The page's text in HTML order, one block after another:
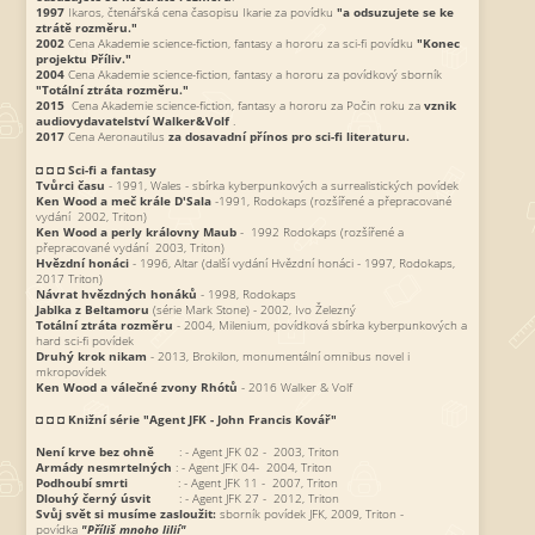
1997Ikaros, čtenářská cena časopisu Ikarie za povídku "a odsuzujete se ke
ztrátě rozměru."
2002Cena Akademie science-fiction, fantasy a hororu za sci-fi povídku "Konec
projektu Příliv."
2004Cena Akademie science-fiction, fantasy a hororu za povídkový sborník
"Totální ztráta rozměru."
2015Cena Akademie science-fiction, fantasy a hororu za Počin roku za vznik
audiovydavatelství Walker&Volf.
2017Cena Aeronautilus za dosavadní přínos pro sci-fi literaturu.
◘ ◘ ◘ Sci-fi a fantasy
Tvůrci času - 1991, Wales - sbírka kyberpunkových a surrealistických povídek
Ken Wood a meč krále D'Sala-1991, Rodokaps (rozšířené a přepracované
vydání 2002, Triton)
Ken Wood a perly královny Maub- 1992 Rodokaps (rozšířené a
přepracované vydání 2003, Triton)
Hvězdní honáci- 1996, Altar (další vydání Hvězdní honáci - 1997, Rodokaps,
2017 Triton)
Návrat hvězdných honáků - 1998, Rodokaps
Jablka z Beltamoru (série Mark Stone) - 2002, Ivo Železný
Totální ztráta rozměru - 2004, Milenium, povídková sbírka kyberpunkových a
hard sci-fi povídek
Druhý krok nikam - 2013, Brokilon, monumentální omnibus novel i
mkropovídek
Ken Wood a válečné zvony Rhótů - 2016 Walker & Volf
◘ ◘ ◘ Knižní série "Agent JFK - John Francis Kovář"
Není krve bez ohně
: - Agent JFK 02 - 2003, Triton
Armády nesmrtelných : - Agent JFK 04- 2004, Triton
Podhoubí smrti: - Agent JFK 11 - 2007, Triton
Dlouhý černý úsvit
: - Agent JFK 27 - 2012, Triton
Svůj svět si musíme zasloužit:sborník povídek JFK, 2009, Triton -
povídka "Příliš mnoho lilií"